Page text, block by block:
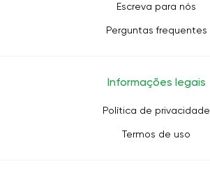
Escreva para nós
Perguntas frequentes
Informações legais
Política de privacidade
Termos de uso